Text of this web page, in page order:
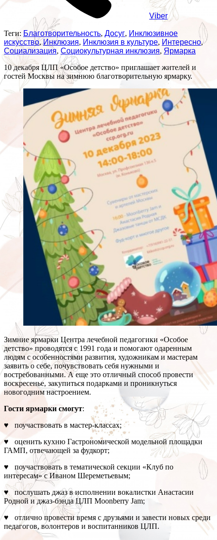
Viber
Теги: Благотворительность, Досуг, Инклюзивное
искусство, Инклюзия, Инклюзия в культуре, Интересно,
Социализация, Социокультурная инклюзия, Ярмарка
10 декабря ЦЛП «Особое детство» приглашает жителей и
гостей Москвы на зимнюю благотворительную ярмарку.
Зимние ярмарки Центра лечебной педагогики «Особое
детство» проводятся с 1991 года и помогают одаренным
людям с особенностями развития, художникам и мастерам
заявить о себе, почувствовать себя нужными и
востребованными. А еще это отличный способ провести
воскресенье, закупиться подарками и проникнуться
новогодним настроением.
Гости ярмарки смогут:
♥ поучаствовать в мастер-классах;
♥ оценить кухню Гастрономической модельной площадки
ГАМП, отвечающей за фудкорт;
♥ поучаствовать в тематической секции «Клуб по
интересам» с Иваном Шереметьевым;
♥ послушать джаз в исполнении вокалистки Анастасии
Родной и джаз-бэнда ЦЛП Moonberry Jam;
♥ отлично провести время с друзьями и завести новых среди
педагогов, волонтеров и воспитанников ЦЛП.